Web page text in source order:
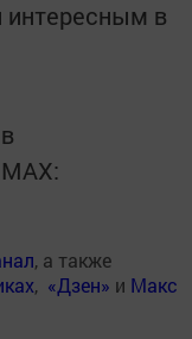
в
, а также
, «Дзен» и Макс